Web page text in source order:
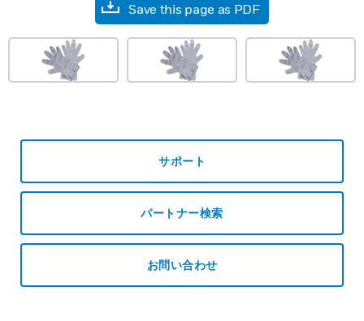
Save this page as PDF
サポート
パートナー検索
お問い合わせ